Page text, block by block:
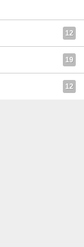
12
19
12